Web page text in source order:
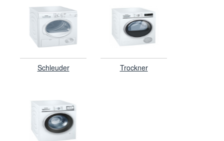
Schleuder Trockner